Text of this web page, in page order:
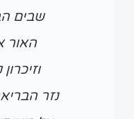
שבים
האור
נזר